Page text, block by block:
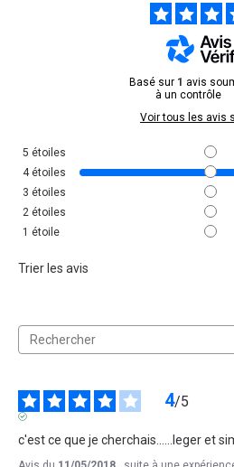
Basé sur 1 avis
à un contrôle
Voir tous les avis
5 étoiles
4 étoiles
3 étoiles
2 étoiles
1 étoile
Trier les avis
4/5
c'est ce que je cherchais......leger et